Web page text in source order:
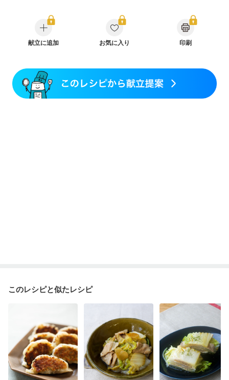
糖尿病性腎症（第２期）
糖尿病性腎症（第３期）
CKD（ステージ１）
CKD（ステージ２）
CKD（ステージ３a）
CKD（ステージ３b）
乳がん治療を終えた方・経過観察中の方など
妊婦健診・体重増加が気になる（初期）
妊婦健診・血圧が気になる（初期）
献立に追加 お気に入り 印刷
このレシピと似たレシピ